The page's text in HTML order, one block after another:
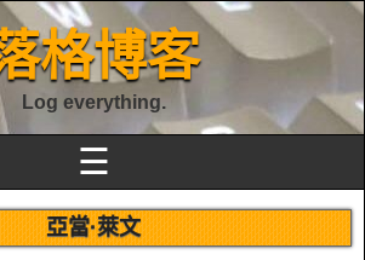
格博客
Log everything.
☰
亞當·萊文